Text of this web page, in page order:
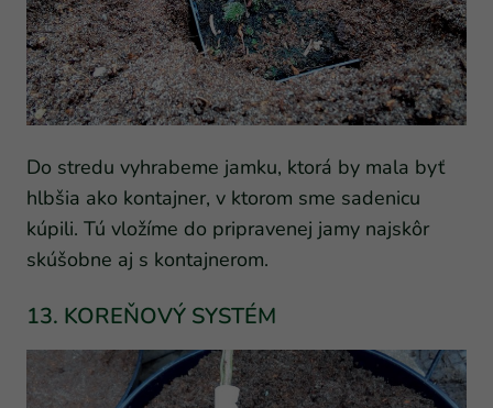
Do stredu vyhrabeme jamku, ktorá by mala byť
hlbšia ako kontajner, v ktorom sme sadenicu
kúpili. Tú vložíme do pripravenej jamy najskôr
skúšobne aj s kontajnerom.
13. KOREŇOVÝ SYSTÉM